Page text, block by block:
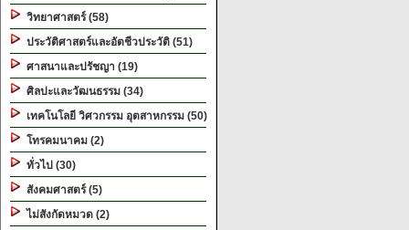
วิทยาศาสตร์ (58)
ประวัติศาสตร์และอัตชีวประวัติ (51)
ศาสนาและปรัชญา (19)
ศิลปะและวัฒนธรรม (34)
เทคโนโลยี วิศวกรรม อุตสาหกรรม (50)
โทรคมนาคม (2)
ทั่วไป (30)
สังคมศาสตร์ (5)
ไม่สังกัดหมวด (2)